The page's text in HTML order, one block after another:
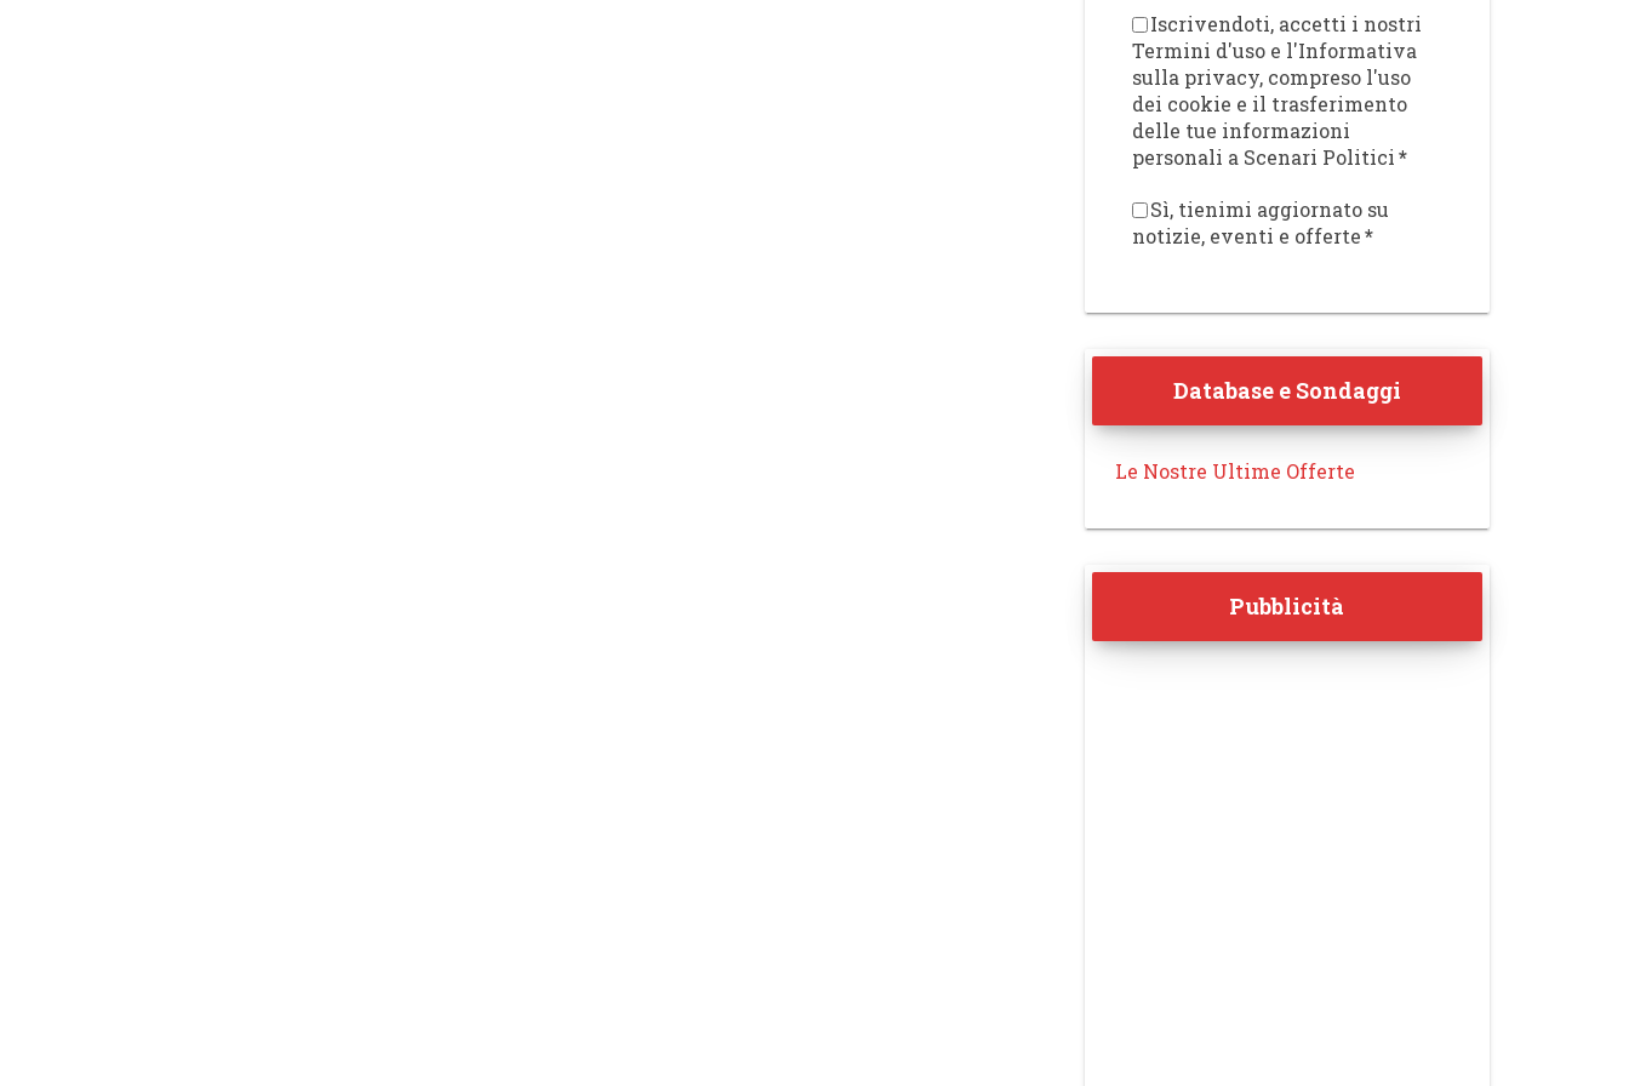
Iscrivendoti, accetti i nostri
Termini d'uso e l'Informativa
sulla privacy, compreso l'uso
dei cookie e il trasferimento
delle tue informazioni
personali a Scenari Politici*
Sì, tienimi aggiornato su
notizie, eventi e offerte*
Database e Sondaggi
Le Nostre Ultime Offerte
Pubblicità